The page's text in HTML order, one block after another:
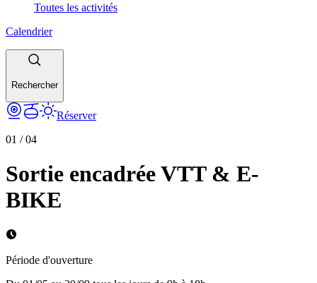
Toutes les activités
Calendrier
Rechercher
Réserver
01 /04
Sortie encadrée VTT & E-
BIKE
Période d'ouverture